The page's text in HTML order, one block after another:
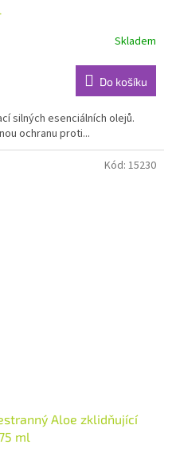
Skladem
Do košíku
silných esenciálních olejů.
ochranu proti...
Aloe zklidňující
ml
Kód: 15230